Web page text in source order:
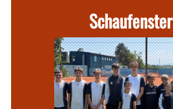
Schaufenster